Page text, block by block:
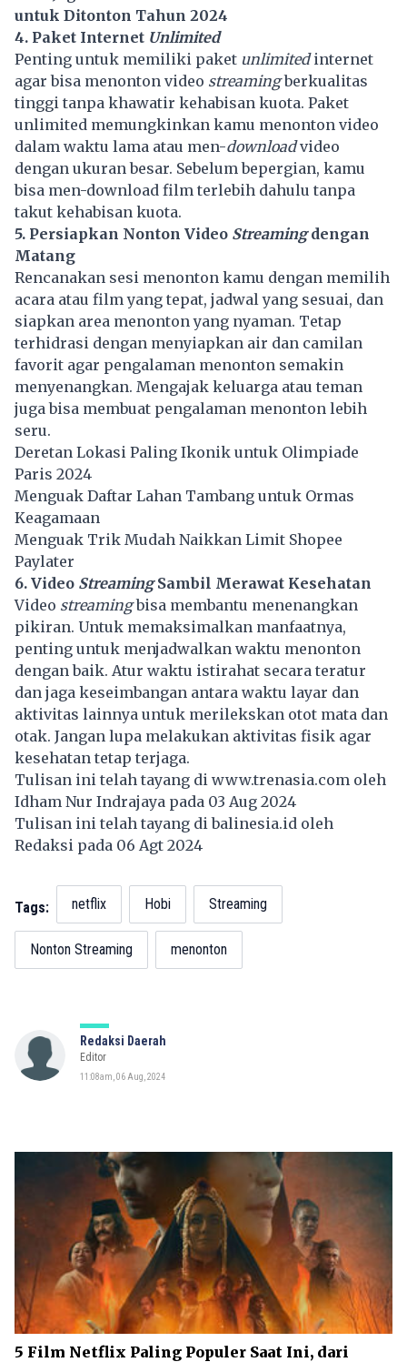
untuk Ditonton Tahun 2024
4. Paket Internet Unlimited
Penting untuk memiliki paket unlimitedinternet
agar bisa menonton video streamingberkualitas
tinggi tanpa khawatir kehabisan kuota. Paket
unlimited memungkinkan kamu menonton video
dalam waktu lama atau men-downloadvideo
dengan ukuran besar. Sebelum bepergian, kamu
bisa men-download film terlebih dahulu tanpa
takut kehabisan kuota.
5. Persiapkan Nonton Video Streamingdengan
Matang
Rencanakan sesi menonton kamu dengan memilih
acara atau film yang tepat, jadwal yang sesuai, dan
siapkan area menonton yang nyaman. Tetap
terhidrasi dengan menyiapkan air dan camilan
favorit agar pengalaman menonton semakin
menyenangkan. Mengajak keluarga atau teman
juga bisa membuat pengalaman menonton lebih
seru.
Deretan Lokasi Paling Ikonik untuk Olimpiade
Paris 2024
Menguak Daftar Lahan Tambang untuk Ormas
Keagamaan
Menguak Trik Mudah Naikkan Limit Shopee
Paylater
6. Video StreamingSambil Merawat Kesehatan
Video streamingbisa membantu menenangkan
pikiran. Untuk memaksimalkan manfaatnya,
penting untuk menjadwalkan waktu menonton
dengan baik. Atur waktu istirahat secara teratur
dan jaga keseimbangan antara waktu layar dan
aktivitas lainnya untuk merilekskan otot mata dan
otak. Jangan lupa melakukan aktivitas fisik agar
kesehatan tetap terjaga.
Tulisan ini telah tayang di www.trenasia.com oleh
Idham Nur Indrajaya pada 03 Aug 2024
Tulisan ini telah tayang dibalinesia.id oleh
Redaksi pada 06 Agt 2024
Tags: netflix Hobi Streaming
Nonton Streaming menonton
Redaksi Daerah
Editor
11:08am, 06 Aug, 2024
5 Film Netflix Paling Populer Saat Ini, dari